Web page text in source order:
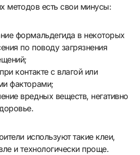
методов есть свои минусы:
формальдегида в некоторых
по поводу загрязнения
контакте с влагой или
факторами;
вредных веществ, негативно
используют такие клеи,
и технологически проще.